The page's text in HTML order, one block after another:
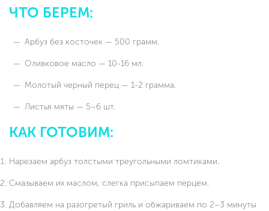
ЧТО БЕРЕМ:
Арбуз без косточек — 500 грамм.
Оливковое масло — 10-16 мл.
Молотый черный перец — 1-2 грамма.
Листья мяты — 5–6 шт.
КАК ГОТОВИМ:
Нарезаем арбуз толстыми треугольными ломтиками.
Смазываем их маслом, слегка присыпаем перцем.
Добавляем на разогретый гриль и обжариваем по 2–3 минуты